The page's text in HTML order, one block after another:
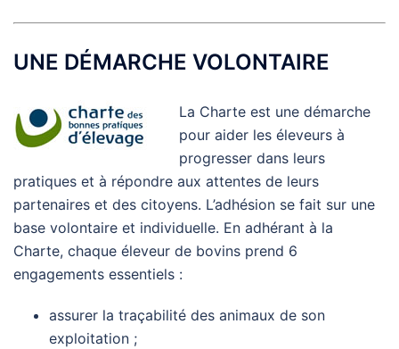
UNE DÉMARCHE VOLONTAIRE
La Charte est une démarche
pour aider les éleveurs à
progresser dans leurs
pratiques et à répondre aux attentes de leurs
partenaires et des citoyens. L’adhésion se fait sur une
base volontaire et individuelle. En adhérant à la
Charte, chaque éleveur de bovins prend 6
engagements essentiels :
assurer la traçabilité des animaux de son
exploitation ;